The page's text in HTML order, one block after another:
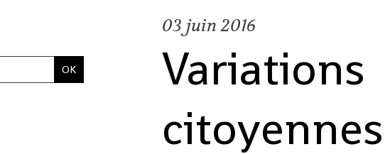
03 juin 2016
Variations